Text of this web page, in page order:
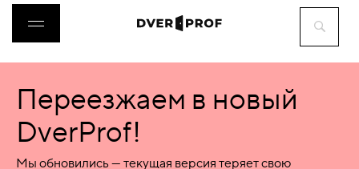
ДВЕРИ
ФУРНИТУРА
Переезжаем в новый
DverProf!
Мы обновились — текущая версия теряет свою